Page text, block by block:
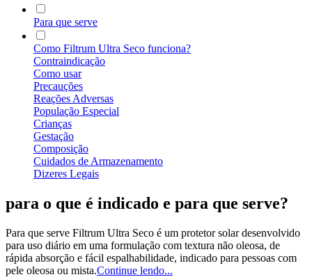
Para que serve
Como Filtrum Ultra Seco funciona?
Contraindicação
Como usar
Precauções
Reações Adversas
População Especial
Crianças
Gestação
Composição
Cuidados de Armazenamento
Dizeres Legais
para o que é indicado e para que serve?
Para que serve Filtrum Ultra Seco é um protetor solar desenvolvido
para uso diário em uma formulação com textura não oleosa, de
rápida absorção e fácil espalhabilidade, indicado para pessoas com
pele oleosa ou mista.Continue lendo...